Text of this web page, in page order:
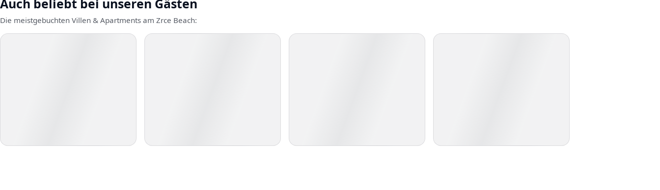
Auch beliebt bei unseren Gästen
Die meistgebuchten Villen & Apartments am Zrce Beach: